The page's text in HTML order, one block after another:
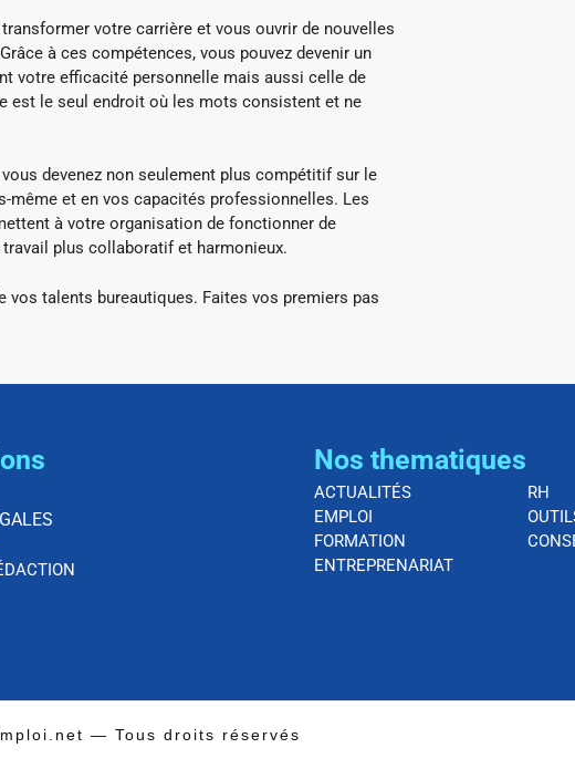
votre carrière et vous ouvrir de nouvelles
à ces compétences, vous pouvez devenir un
votre efficacité personnelle mais aussi celle de
est le seul endroit où les mots consistent et ne
devenez non seulement plus compétitif sur le
même et en vos capacités professionnelles. Les
à votre organisation de fonctionner de
plus collaboratif et harmonieux.
vos talents bureautiques. Faites vos premiers pas
Nos thematiques
ACTUALITÉS
EMPLOI
FORMATION
ENTREPRENARIAT
RH
— Tous droits réservés